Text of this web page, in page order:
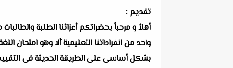
تقديم :
أهلاُ و مرحباً بحضراتكم أعزائنا الطلبة
واحد من انفراداتنا التعليمية ألا وهوامتحان اللغة
بشكل أساسى على الطريقة الحديثة فى التقييم